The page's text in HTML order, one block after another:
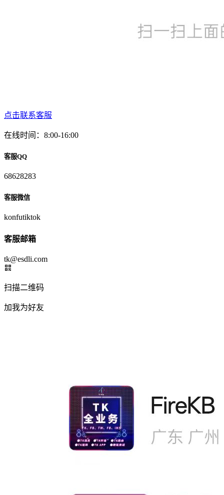
点击联系客服
在线时间：8:00-16:00
客服QQ
68628283
客服微信
konfutiktok
客服邮箱
tk@esdli.com
扫描二维码
加我为好友